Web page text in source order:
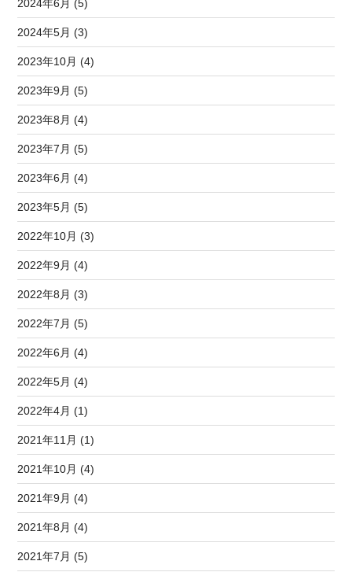
2024年6月 (5)
2024年5月 (3)
2023年10月 (4)
2023年9月 (5)
2023年8月 (4)
2023年7月 (5)
2023年6月 (4)
2023年5月 (5)
2022年10月 (3)
2022年9月 (4)
2022年8月 (3)
2022年7月 (5)
2022年6月 (4)
2022年5月 (4)
2022年4月 (1)
2021年11月 (1)
2021年10月 (4)
2021年9月 (4)
2021年8月 (4)
2021年7月 (5)